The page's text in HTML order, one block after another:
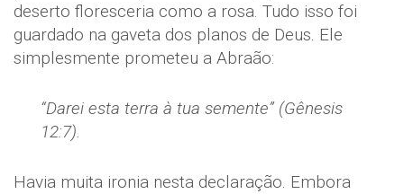
deserto floresceria como a rosa. Tudo isso foi
guardado na gaveta dos planos de Deus. Ele
simplesmente prometeu a Abraão:
“Darei esta terra à tua semente” (Gênesis
12:7).
Havia muita ironia nesta declaração. Embora